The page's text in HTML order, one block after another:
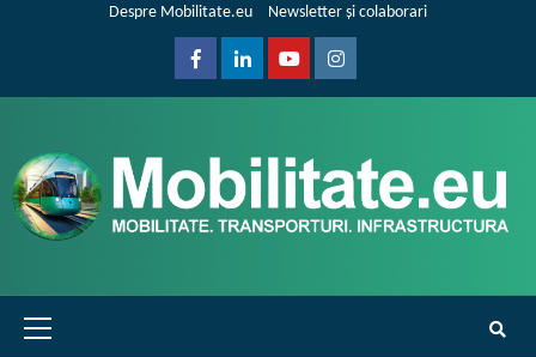
Despre Mobilitate.eu Newsletter și colaborari
FacebookLinkedinYoutubeInstagram
Primary